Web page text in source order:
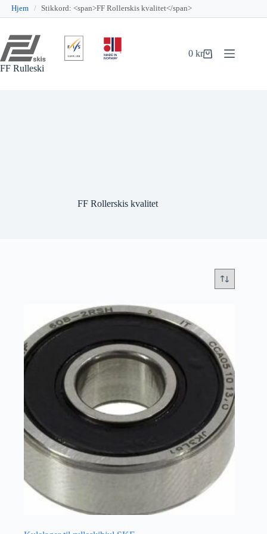
Hjem / Stikkord: <span>FF Rollerskis kvalitet</span>
innholdet
FF Rulleski
Handlekurv
0kr
FF Rollerskis kvalitet